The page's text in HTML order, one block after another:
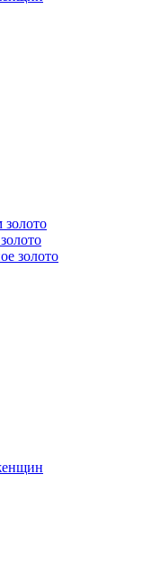
золото
золото